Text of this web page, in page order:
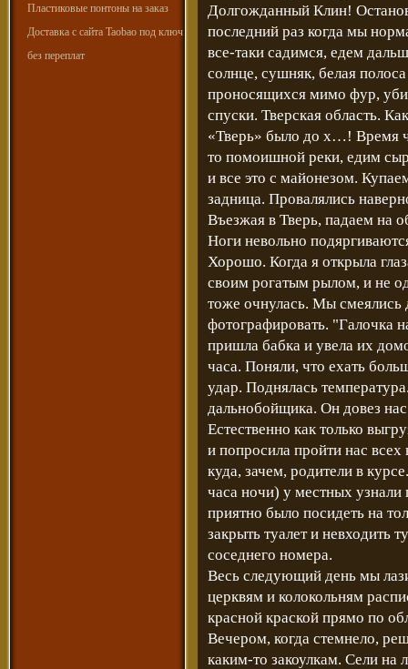
Пластиковые понтоны на заказ
Доставка с сайта Taobao под ключ
без переплат
Долгожданный Клин!
последний раз когда мы
все-таки садимся, едем
солнце, сушняк, белая
проносящихся мимо фур,
спуски. Тверская область.
«Тверь» было до х…! Время
то помоишной реки, едим
и все это с майонезом.
задница. Провалялись
Въезжая в Тверь, падаем на
Ноги невольно
Хорошо. Когда я открыла
своим рогатым рылом, и не
тоже очнулась. Мы смеялись
фотографировать. "Галочка
пришла бабка и увела их
часа. Поняли, что ехать
удар. Поднялась
дальнобойщика. Он довез
Естественно как только
и попросила пройти нас
куда, зачем, родители в
часа ночи) у местных узнали
приятно было посидеть на
закрыть туалет и невходить
соседнего номера.
Весь следующий день мы
церквям и колокольням
красной краской прямо по
Вечером, когда стемнело,
каким-то закоулкам. Сели на